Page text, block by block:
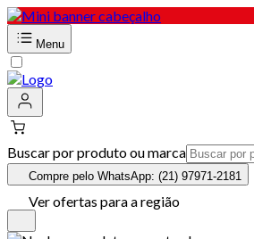
Menu
Buscar por produto ou marca
Compre pelo WhatsApp: (21) 97971-2181
Ver ofertas para a região